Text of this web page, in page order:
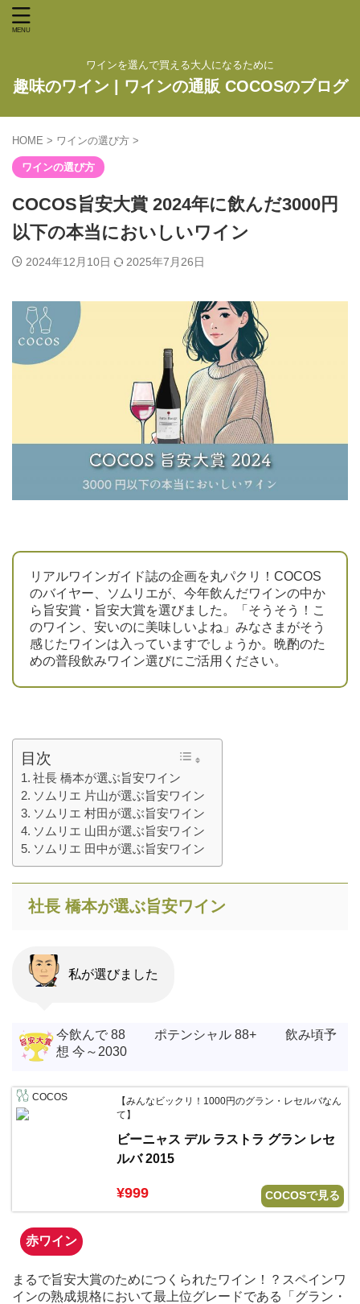
ワインを選んで買える大人になるために
趣味のワイン | ワインの通販 COCOSのブログ
HOME > ワインの選び方 >
ワインの選び方
COCOS旨安大賞 2024年に飲んだ3000円
以下の本当においしいワイン
2024年12月10日 2025年7月26日
リアルワインガイド誌の企画を丸パクリ！COCOS
のバイヤー、ソムリエが、今年飲んだワインの中か
ら旨安賞・旨安大賞を選びました。「そうそう！こ
のワイン、安いのに美味しいよね」みなさまがそう
感じたワインは入っていますでしょうか。晩酌のた
めの普段飲みワイン選びにご活用ください。
目次
社長 橋本が選ぶ旨安ワイン
ソムリエ 片山が選ぶ旨安ワイン
ソムリエ 村田が選ぶ旨安ワイン
ソムリエ 山田が選ぶ旨安ワイン
ソムリエ 田中が選ぶ旨安ワイン
社長 橋本が選ぶ旨安ワイン
私が選びました
今飲んで 88 ポテンシャル 88+ 飲み頃予
想 今～2030
COCOS
【みんなビックリ！1000円のグラン・レセルバなん
て】
ビーニャス デル ラストラ グラン レセ
ルバ 2015
¥999 COCOSで見る
赤ワイン
まるで旨安大賞のためにつくられたワイン！？スペインワ
インの熟成規格において最上位グレードである「グラン・